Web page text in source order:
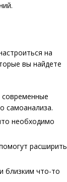
на
вы найдете
современные
самоанализа.
необходимо
расширить
близким что-то